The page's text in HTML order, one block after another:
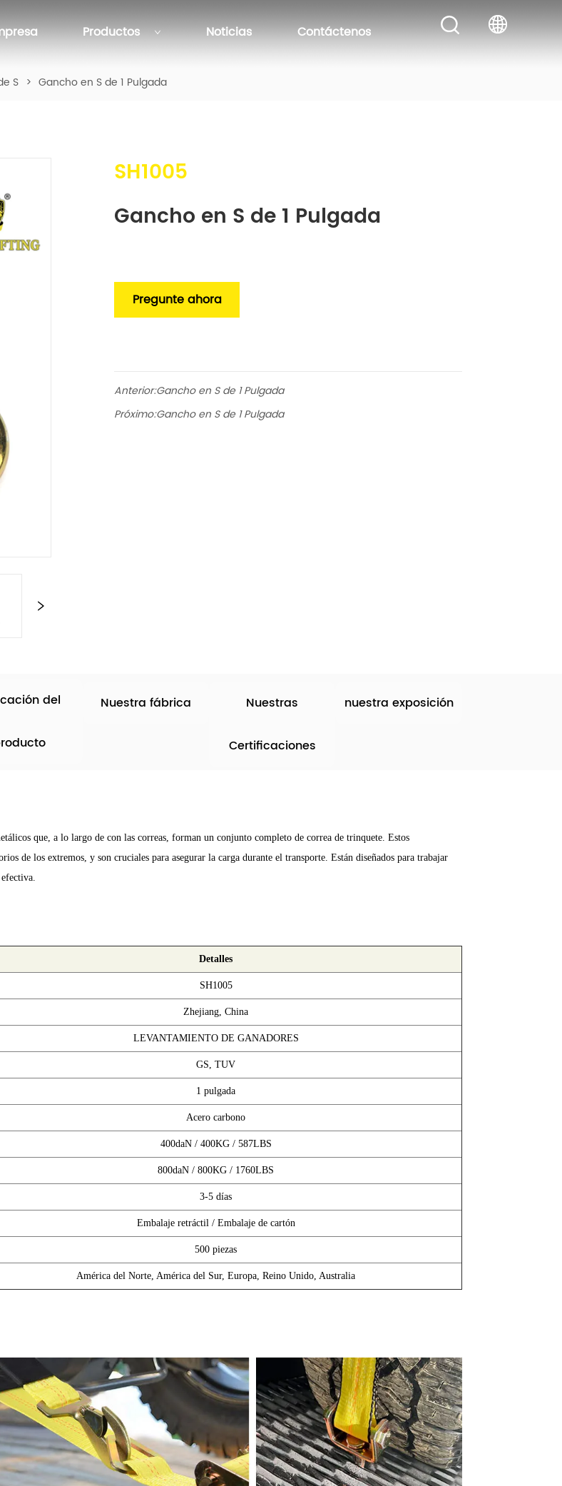
Productos Noticias Contáctenos
S > Gancho en S de 1 Pulgada
SH1005
Gancho en S de 1 Pulgada
Pregunte ahora
Anterior:Gancho en S de 1 Pulgada
Próximo:Gancho en S de 1 Pulgada
del Nuestra fábrica Nuestras
Certificaciones
nuestra exposición
que, a lo largo de con las correas, forman un conjunto completo de correa de trinquete. Estos
de los extremos, y son cruciales para asegurar la carga durante el transporte. Están diseñados para trabajar
Detalles
SH1005
Zhejiang, China
LEVANTAMIENTO DE GANADORES
GS, TUV
1 pulgada
Acero carbono
400daN / 400KG / 587LBS
800daN / 800KG / 1760LBS
3-5 días
Embalaje retráctil / Embalaje de cartón
500 piezas
América del Norte, América del Sur, Europa, Reino Unido, Australia